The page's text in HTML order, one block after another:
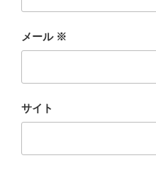
メール ※
サイト